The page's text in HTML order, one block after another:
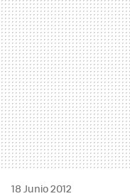
18 Junio 2012